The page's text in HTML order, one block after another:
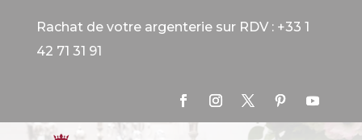
Rachat de votre argenterie sur RDV : +33 1
42 71 31 91